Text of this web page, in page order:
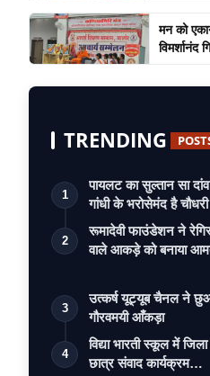
मन को
विमर्शानंद
TRENDING
1
पायलट का सुल्तान सा
गांधी के भरोसेमंद है चौधरी
2
रूमादेवी फाउंडेशन ने
वाले आकड़े को बनाया
3
उत्कर्ष यूट्यूब चैनल ने
गौरवमयी आँकड़ा
4
विद्या भारती स्कूल में जिला
छात्र संवाद कार्यक्रम…